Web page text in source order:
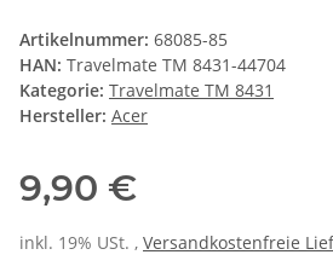
Artikelnummer: 68085-85
HAN: Travelmate TM 8431-44704
Kategorie: Travelmate TM 8431
Hersteller: Acer
9,90 €
inkl. 19% USt. , Versandkostenfreie